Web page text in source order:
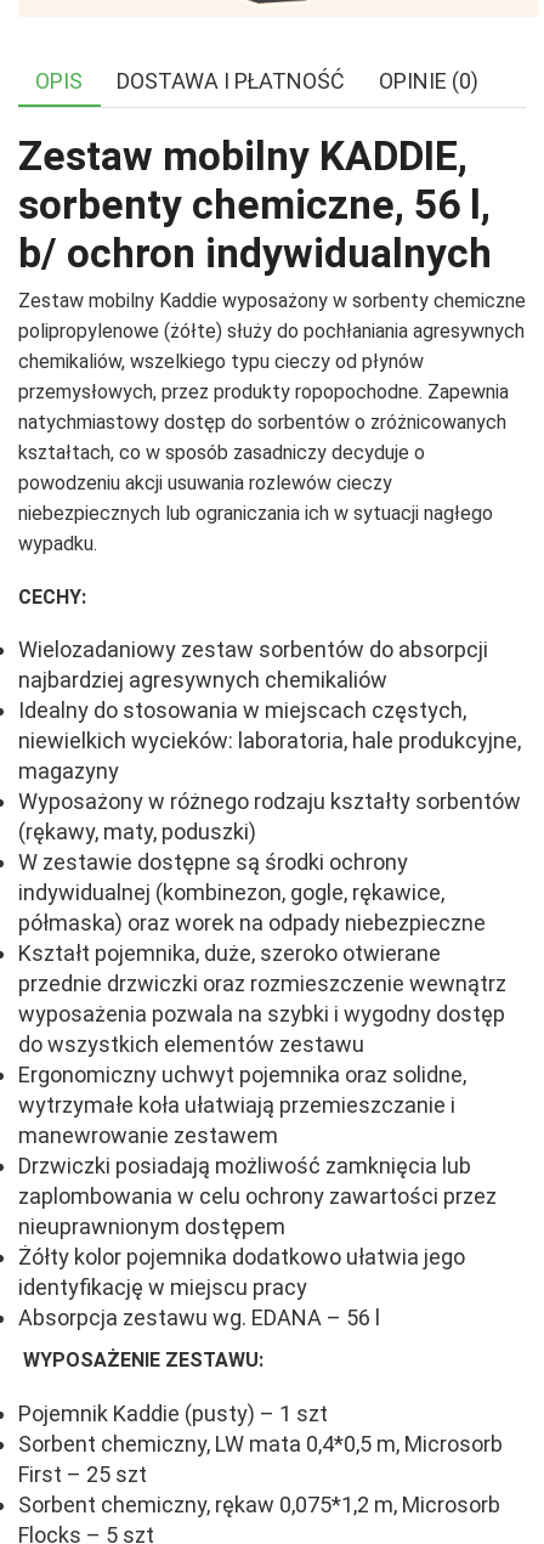
OPIS DOSTAWA I PŁATNOŚĆ OPINIE (0)
Zestaw mobilny KADDIE,
sorbenty chemiczne, 56 l,
b/ ochron indywidualnych
Zestaw mobilny Kaddie wyposażony w sorbenty chemiczne
polipropylenowe (żółte) służy do pochłaniania agresywnych
chemikaliów, wszelkiego typu cieczy od płynów
przemysłowych, przez produkty ropopochodne. Zapewnia
natychmiastowy dostęp do sorbentów o zróżnicowanych
kształtach, co w sposób zasadniczy decyduje o
powodzeniu akcji usuwania rozlewów cieczy
niebezpiecznych lub ograniczania ich w sytuacji nagłego
wypadku.
CECHY:
Wielozadaniowy zestaw sorbentów do absorpcji
najbardziej agresywnych chemikaliów
Idealny do stosowania w miejscach częstych,
niewielkich wycieków: laboratoria, hale produkcyjne,
magazyny
Wyposażony w różnego rodzaju kształty sorbentów
(rękawy, maty, poduszki)
W zestawie dostępne są środki ochrony
indywidualnej (kombinezon, gogle, rękawice,
półmaska) oraz worek na odpady niebezpieczne
Kształt pojemnika, duże, szeroko otwierane
przednie drzwiczki oraz rozmieszczenie wewnątrz
wyposażenia pozwala na szybki i wygodny dostęp
do wszystkich elementów zestawu
Ergonomiczny uchwyt pojemnika oraz solidne,
wytrzymałe koła ułatwiają przemieszczanie i
manewrowanie zestawem
Drzwiczki posiadają możliwość zamknięcia lub
zaplombowania w celu ochrony zawartości przez
nieuprawnionym dostępem
Żółty kolor pojemnika dodatkowo ułatwia jego
identyfikację w miejscu pracy
Absorpcja zestawu wg. EDANA – 56 l
WYPOSAŻENIE ZESTAWU:
Pojemnik Kaddie (pusty) – 1 szt
Sorbent chemiczny, LW mata 0,4*0,5 m, Microsorb
First – 25 szt
Sorbent chemiczny, rękaw 0,075*1,2 m, Microsorb
Flocks – 5 szt